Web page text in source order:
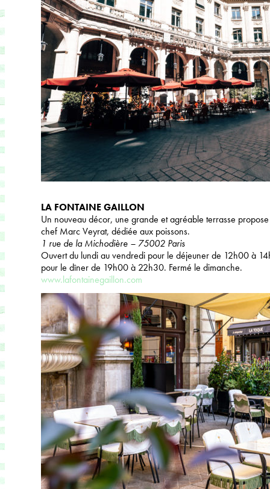
LA FONTAINE GAILLON
Un nouveau décor, une grande et agréable terrasse
chef Marc Veyrat, dédiée aux poissons.
1 rue de la Michodière – 75002 Paris
Ouvert du lundi au vendredi pour le déjeuner de 12h00 à
pour le dîner de 19h00 à 22h30. Fermé le dimanche.
www.lafontainegaillon.com